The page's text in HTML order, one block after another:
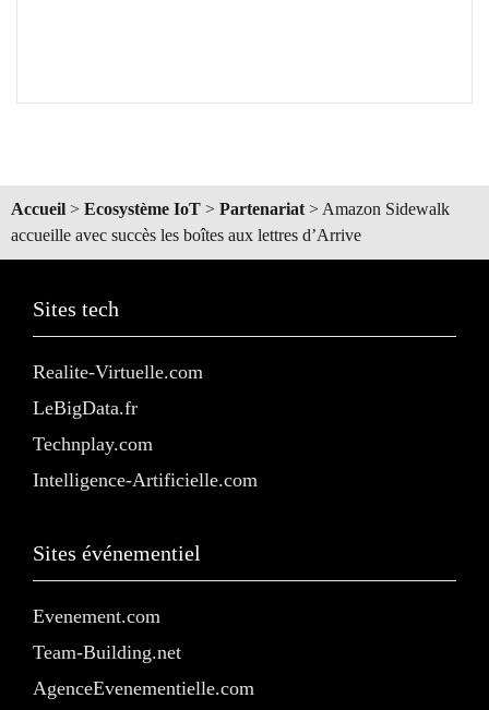
Accueil > Ecosystème IoT > Partenariat > Amazon Sidewalk
accueille avec succès les boîtes aux lettres d’Arrive
Sites tech
Realite-Virtuelle.com
LeBigData.fr
Technplay.com
Intelligence-Artificielle.com
Sites événementiel
Evenement.com
Team-Building.net
AgenceEvenementielle.com